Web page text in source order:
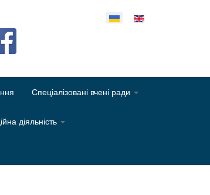
Спеціалізовані вчені ради
діяльність